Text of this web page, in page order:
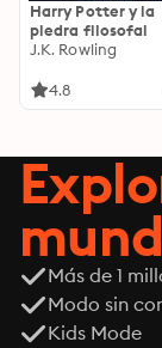
Harry Potter y la
piedra filosofal
J.K. Rowling
4.8
Más de 1
Modo sin
Kids Mode